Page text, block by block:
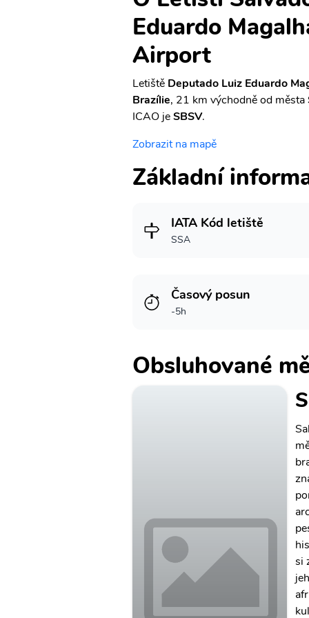
Eduardo
Airport
Letiště Deputado Luiz Eduardo
Brazílie, 21 km východně od města
ICAO jeSBSV.
Zobrazit na mapě
Základní
IATA Kód letiště
SSA
Časový posun
-5h
Obsluhované
si